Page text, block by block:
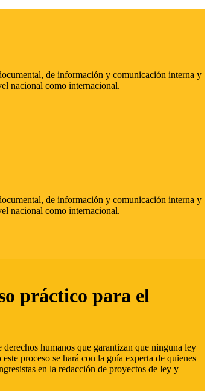
de información y comunicación interna y
nacional como internacional.
de información y comunicación interna y
nacional como internacional.
práctico para el
humanos que garantizan que ninguna ley
proceso se hará con la guía experta de quienes
en la redacción de proyectos de ley y